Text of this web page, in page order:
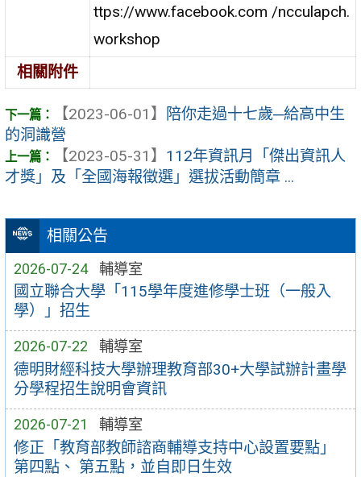
相關公告
2026-07-24 輔導室
國立聯合大學「115學年度進修學士班（一般入
學）」招生
2026-07-22 輔導室
德明財經科技大學辦理教育部30+大學試辦計畫學
分學程招生說明會資訊
2026-07-21 輔導室
修正「教育部教師諮商輔導支持中心設置要點」
第四點、 第五點，並自即日生效
ttps://www.facebook.com /ncculapch.
workshop
相關附件
【2023-06-01】
陪你走過十七歲─給高中生
的洞識營
【2023-05-31】 112年資訊月「傑出資訊人
才獎」及「全國海報徵選」選拔活動簡章 ...